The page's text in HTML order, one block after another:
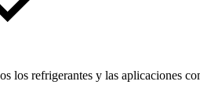
los refrigerantes y las aplicaciones